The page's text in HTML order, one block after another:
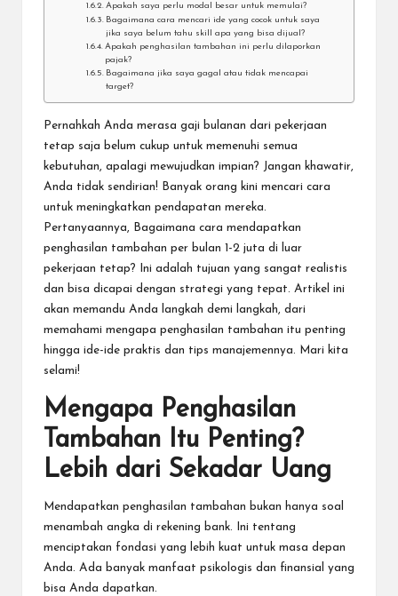
Apakah saya perlu modal besar untuk memulai?
Bagaimana cara mencari ide yang cocok untuk saya
jika saya belum tahu skill apa yang bisa dijual?
Apakah penghasilan tambahan ini perlu dilaporkan
pajak?
Bagaimana jika saya gagal atau tidak mencapai
target?
Pernahkah Anda merasa gaji bulanan dari pekerjaan
tetap saja belum cukup untuk memenuhi semua
kebutuhan, apalagi mewujudkan impian? Jangan khawatir,
Anda tidak sendirian! Banyak orang kini mencari cara
untuk meningkatkan pendapatan mereka.
Pertanyaannya,
Bagaimana cara mendapatkan
penghasilan tambahan per bulan 1-2 juta di luar
pekerjaan tetap? Ini adalah tujuan yang sangat realistis
dan bisa dicapai dengan strategi yang tepat. Artikel ini
akan memandu Anda langkah demi langkah, dari
memahami mengapa penghasilan tambahan itu penting
hingga ide-ide praktis dan tips manajemennya. Mari kita
selami!
Mengapa Penghasilan
Tambahan Itu Penting?
Lebih dari Sekadar Uang
Mendapatkan penghasilan tambahan bukan hanya soal
menambah angka di rekening bank. Ini tentang
menciptakan fondasi yang lebih kuat untuk masa depan
Anda. Ada banyak manfaat psikologis dan finansial yang
bisa Anda dapatkan.